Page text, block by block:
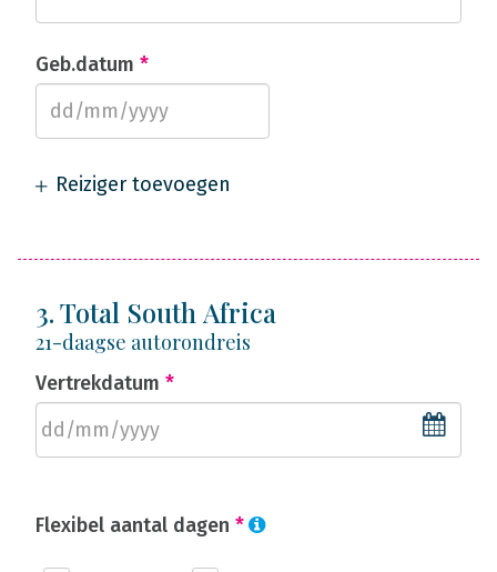
Geb.datum *
Reiziger toevoegen
3. Total South Africa
21-daagse autorondreis
Vertrekdatum *
Flexibel aantal dagen *